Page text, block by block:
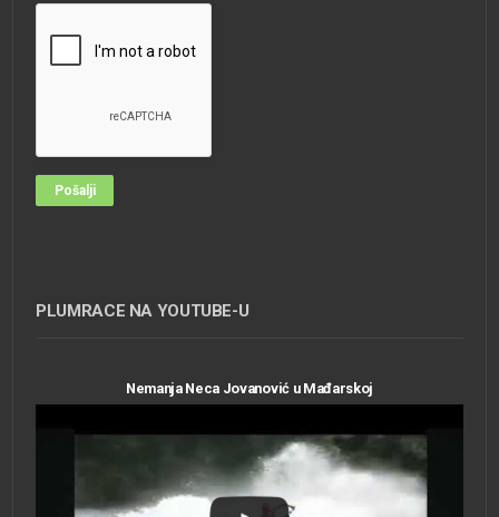
PLUMRACE NA YOUTUBE-U
Nemanja Neca Jovanović u Mađarskoj